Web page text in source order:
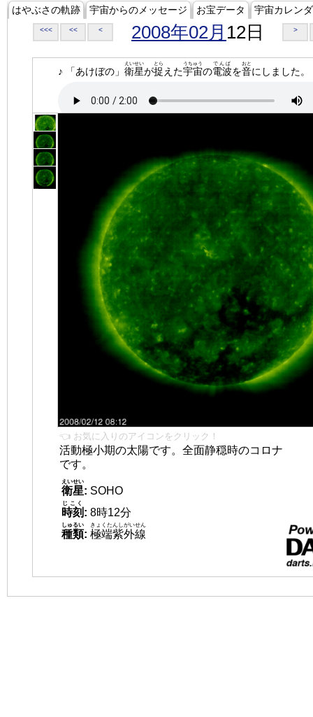
はやぶさの軌跡 宇宙からのメッセージ お宝データ 宇宙カレン
<<< << < 2008年02月 12日 >
♪ 「あけぼの」 衛星
えいせい
が捉
とら
えた宇宙
うちゅう
の電波
でんぱ
を音
おと
にしました。
👈 お気に入りのアイコンをクリック！
活動極小期の太陽です。全面静穏時のコロナ
です。
衛星
えいせい
: SOHO
時刻
じこく
: 8時12分
種類
しゅるい
: 極端紫外線
きょくたんしがいせん